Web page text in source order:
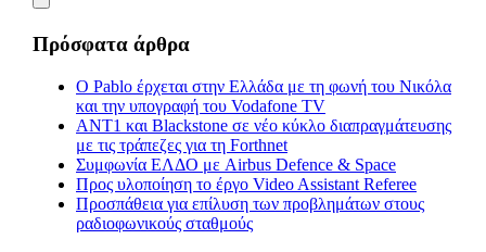
Πρόσφατα άρθρα
Ο Pablo έρχεται στην Ελλάδα με τη φωνή του Νικόλα
και την υπογραφή του Vodafone TV
ΑΝΤ1 και Blackstone σε νέο κύκλο διαπραγμάτευσης
με τις τράπεζες για τη Forthnet
Συμφωνία ΕΛΔΟ με Airbus Defence & Space
Προς υλοποίηση το έργο Video Assistant Referee
Προσπάθεια για επίλυση των προβλημάτων στους
ραδιοφωνικούς σταθμούς